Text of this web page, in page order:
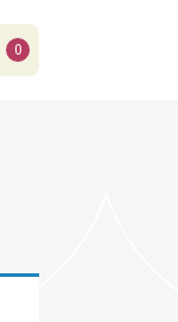
0